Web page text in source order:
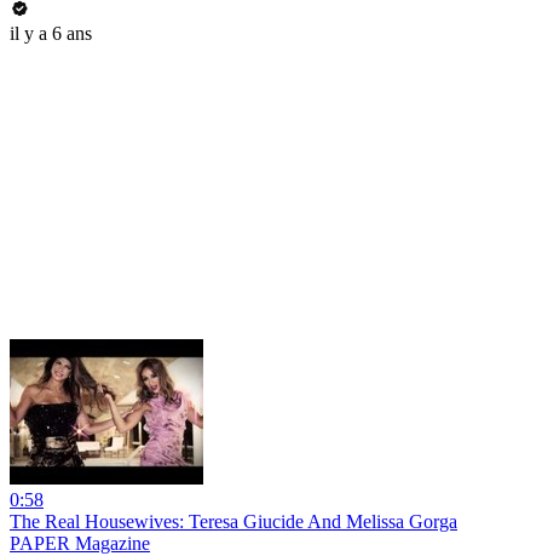
il y a 6 ans
0:58
The Real Housewives: Teresa Giucide And Melissa Gorga
PAPER Magazine